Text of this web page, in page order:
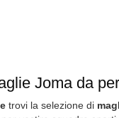
Joma da
trovi la selezione di